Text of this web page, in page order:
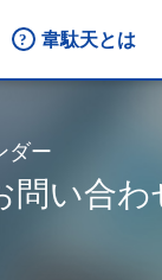
韋駄天とは
ダー
問い合わ